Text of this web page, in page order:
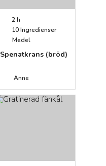
2 h
10Ingredienser
Medel
Spenatkrans (bröd)
Anne